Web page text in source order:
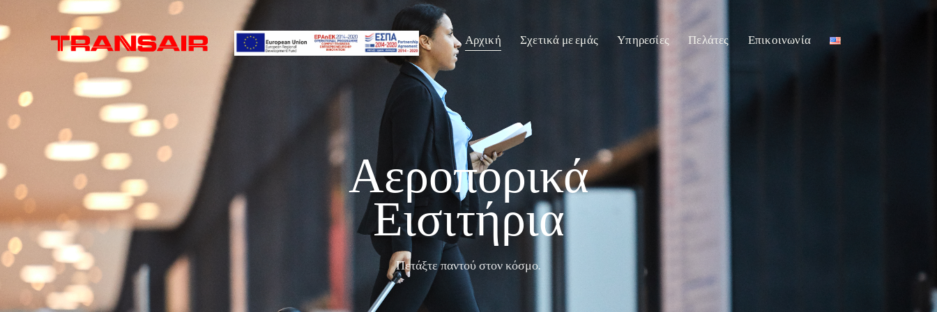
Αρχική Σχετικά με εμάς Υπηρεσίες Πελάτες Επικοινωνία
Αεροπορικά
Εισιτήρια
Πετάξτε παντού στον κόσμο.